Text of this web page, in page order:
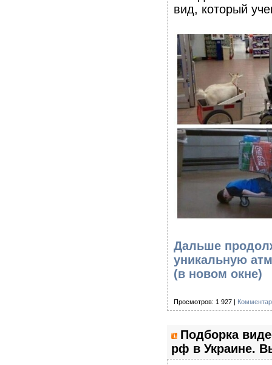
вид, который
Дальше
уникальную
(в новом окне)
Просмотров: 1 927 |
Подборка
рф в Украине.